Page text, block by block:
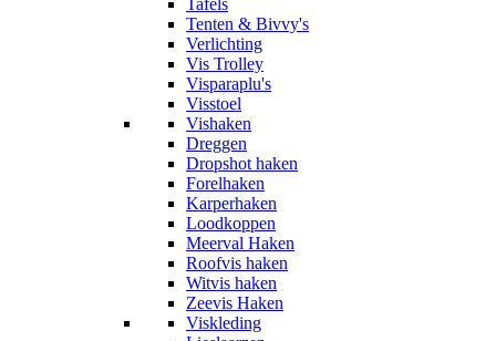
Tafels
Tenten & Bivvy's
Verlichting
Vis Trolley
Visparaplu's
Visstoel
Vishaken
Dreggen
Dropshot haken
Forelhaken
Karperhaken
Loodkoppen
Meerval Haken
Roofvis haken
Witvis haken
Zeevis Haken
Viskleding